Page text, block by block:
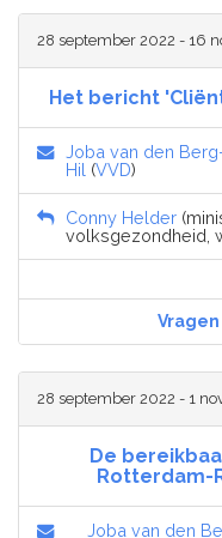
28 september 2022 - 16
Het bericht
Joba van den
Hil (VVD)
Conny Helder
volksgezondheid,
28 september 2022 - 1
De
Rotterdam-
Joba van den